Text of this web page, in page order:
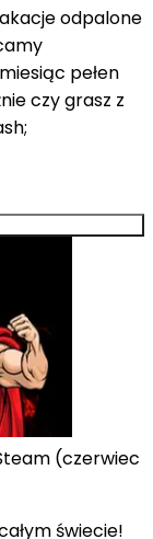
odpalone
pełen
czy grasz z
(czerwiec
świecie!